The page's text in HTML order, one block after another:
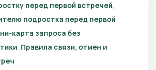
перед первой встречей
подростка перед первой
карта запроса без
Правила связи, отмен и